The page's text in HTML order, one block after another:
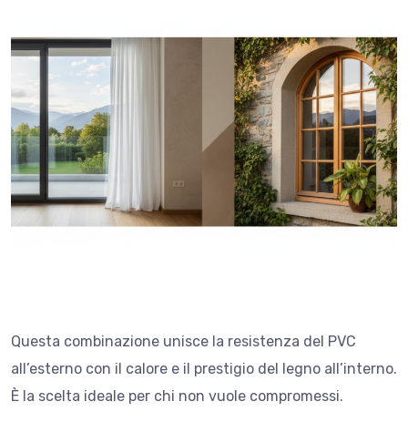
Questa combinazione unisce la resistenza del PVC
all’esterno con il calore e il prestigio del legno all’interno.
È la scelta ideale per chi non vuole compromessi.